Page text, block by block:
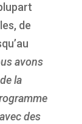
de
avons
la
des